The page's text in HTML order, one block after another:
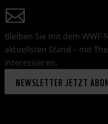
Bleiben Sie mit dem
aktuellsten Stand – mit
interessieren.
NEWSLETTER JETZT